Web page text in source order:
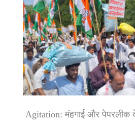
Agitation: मंहगाई और पेपरलीक